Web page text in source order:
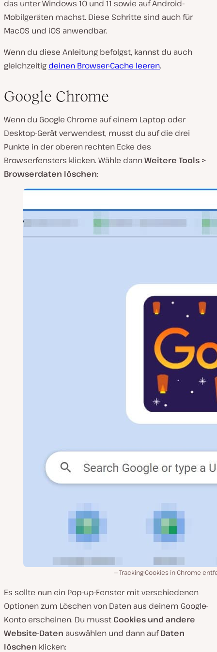
das unter Windows 10 und 11 sowie auf Android-
Mobilgeräten machst. Diese Schritte sind auch für
MacOS und iOS anwendbar.
Wenn du diese Anleitung befolgst, kannst du auch
gleichzeitig deinen Browser-Cache leeren.
Google Chrome
Wenn du Google Chrome auf einem Laptop oder
Desktop-Gerät verwendest, musst du auf die drei
Punkte in der oberen rechten Ecke des
Browserfensters klicken. Wähle dannWeitere Tools >
Browserdaten löschen:
Tracking-Cookies in Chrome
Es sollte nun ein Pop-up-Fenster mit verschiedenen
Optionen zum Löschen von Daten aus deinem Google-
Konto erscheinen. Du musst Cookies und andere
Website-Daten auswählen und dann aufDaten
löschen klicken: